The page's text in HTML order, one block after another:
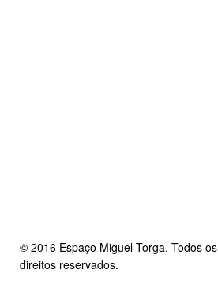
© 2016 Espaço Miguel Torga. Todos os
direitos reservados.